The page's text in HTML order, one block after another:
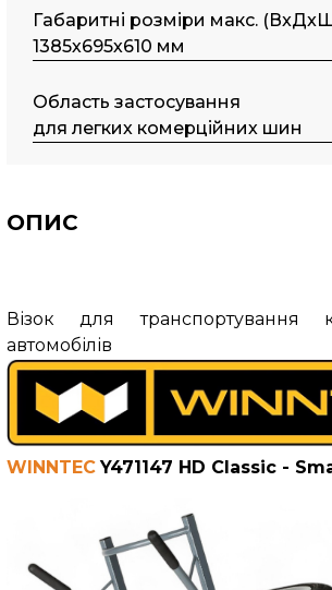
Габаритні розміри макс.
1385х695х610 мм
Область застосування
для легких комерційних шин
ОПИС
Візок для транспортування
автомобілів
WINNTEC Y471147 HD Classic -